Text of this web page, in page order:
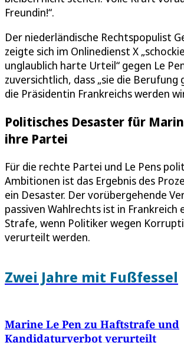
Freundin!“.
Der niederländische Rechtspopulist
zeigte sich im Onlinedienst X
unglaublich harte Urteil“ gegen Le
zuversichtlich, dass „sie die Berufung
die Präsidentin Frankreichs werden
Politisches Desaster für
ihre Partei
Für die rechte Partei und Le Pens
Ambitionen ist das Ergebnis des
ein Desaster. Der vorübergehende
passiven Wahlrechts ist in Frankreich
Strafe, wenn Politiker wegen
verurteilt werden.
Zwei Jahre mit Fußfessel
Marine Le Pen zu Haftstrafe und
Kandidaturverbot verurteilt